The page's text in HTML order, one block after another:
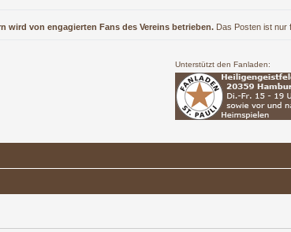
wird von engagierten Fans des Vereins betrieben. Das Posten ist nur
Unterstützt den Fanladen: